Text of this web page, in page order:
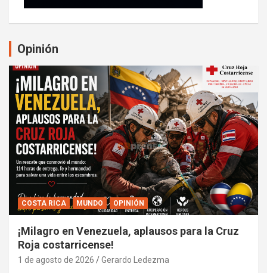
Opinión
COSTA RICA MUNDO OPINIÓN
¡Milagro en Venezuela, aplausos para la Cruz
Roja costarricense!
1 de agosto de 2026 Gerardo Ledezma